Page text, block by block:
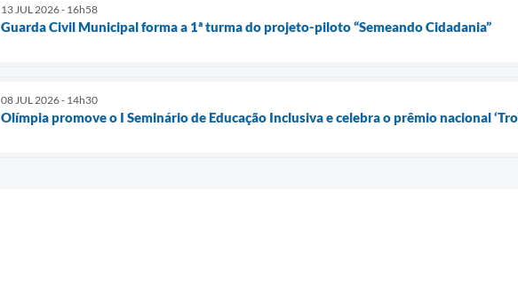
13 JUL 2026 - 16h58
Guarda Civil Municipal forma a 1ª turma do projeto-piloto “Semeando Cidadania”
08 JUL 2026 - 14h30
Olímpia promove o I Seminário de Educação Inclusiva e celebra o prêmio nacional